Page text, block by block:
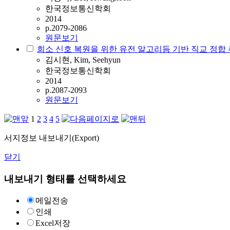
한국정보통신학회
2014
p.2079-2086
원문보기
희소 신호 복원을 위한 유전 알고리듬 기반 직교 정합
김시현, Kim, Seehyun
한국정보통신학회
2014
p.2087-2093
원문보기
1 2 3 4 5
서지정보 내보내기(Export)
닫기
내보내기 형태를 선택하세요
메일전송
인쇄
Excel저장